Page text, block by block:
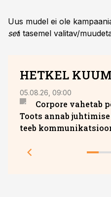
Uus mudel ei ole
seti tasemel valitav/
HETKEL KUUM
05.08.26, 09:00
Corpore vahetab
Toots annab
teeb